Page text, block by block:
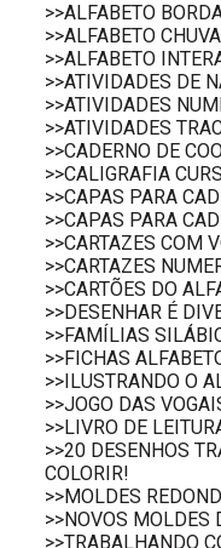
>>ALFABETO
>>ALFABETO
>>ALFABETO
>>ATIVIDADES DE
>>ATIVIDADES
>>ATIVIDADES
>>CADERNO DE
>>CALIGRAFIA
>>CAPAS PARA
>>CAPAS PARA
>>CARTAZES COM
>>CARTAZES
>>CARTÕES DO
>>DESENHAR É
>>FAMÍLIAS
>>FICHAS
>>ILUSTRANDO O
>>JOGO DAS
>>LIVRO DE
>>20 DESENHOS
COLORIR!
>>MOLDES
>>NOVOS MOLDES
>>TRABALHANDO